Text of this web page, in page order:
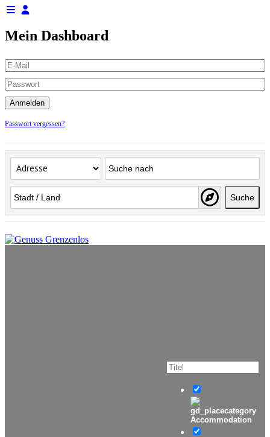
Mein Dashboard
Passwort vergessen?
Suche
Accommodation